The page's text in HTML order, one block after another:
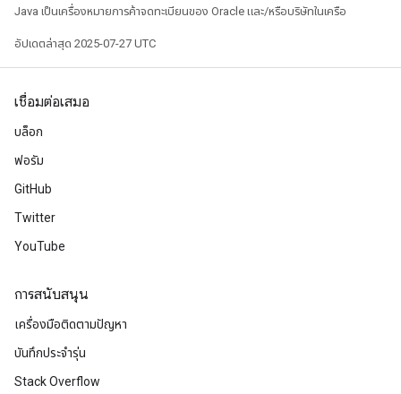
Java เป็นเครื่องหมายการค้าจดทะเบียนของ Oracle และ/หรือบริษัทในเครือ
อัปเดตล่าสุด 2025-07-27 UTC
เชื่อมต่อเสมอ
บล็อก
ฟอรัม
GitHub
Twitter
YouTube
การสนับสนุน
เครื่องมือติดตามปัญหา
บันทึกประจำรุ่น
Stack Overflow